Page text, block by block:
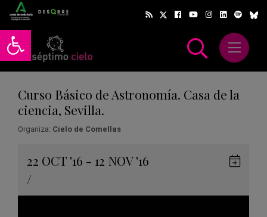
Abrir barra de herramientas
Abrir
Curso Básico de Astronomía. Casa de la
ciencia, Sevilla.
Organiza: Cielo de Comellas
22 OCT '16 - 12 NOV'16
/